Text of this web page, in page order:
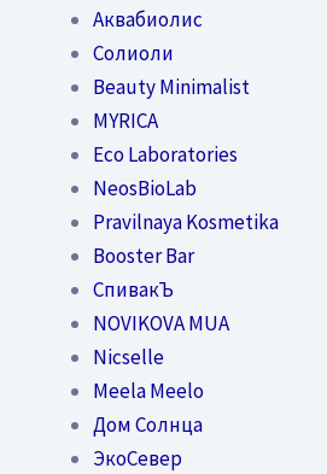
Аквабиолис
Солиоли
Beauty Minimalist
MYRICA
Eco Laboratories
NeosBioLab
Pravilnaya Kosmetika
Booster Bar
СпивакЪ
NOVIKOVA MUA
Nicselle
Meela Meelo
Дом Солнца
ЭкоСевер